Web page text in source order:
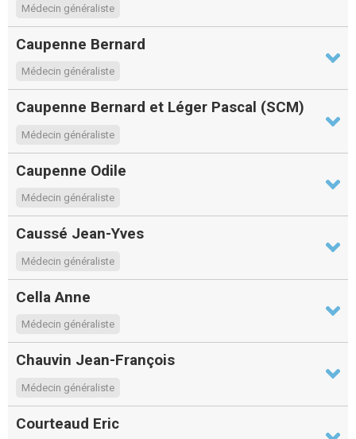
Médecin généraliste
Caupenne Bernard
Médecin généraliste
Caupenne Bernard et Léger Pascal (SCM)
Médecin généraliste
Caupenne Odile
Médecin généraliste
Caussé Jean-Yves
Médecin généraliste
Cella Anne
Médecin généraliste
Chauvin Jean-François
Médecin généraliste
Courteaud Eric